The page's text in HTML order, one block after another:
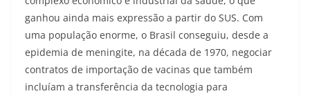
ganhou ainda mais expressão a partir do SUS. Com
uma população enorme, o Brasil conseguiu, desde a
epidemia de meningite, na década de 1970, negociar
contratos de importação de vacinas que também
incluíam a transferência da tecnologia para